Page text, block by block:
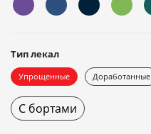
Тип лекал
Упрощенные Доработанные
С бортами